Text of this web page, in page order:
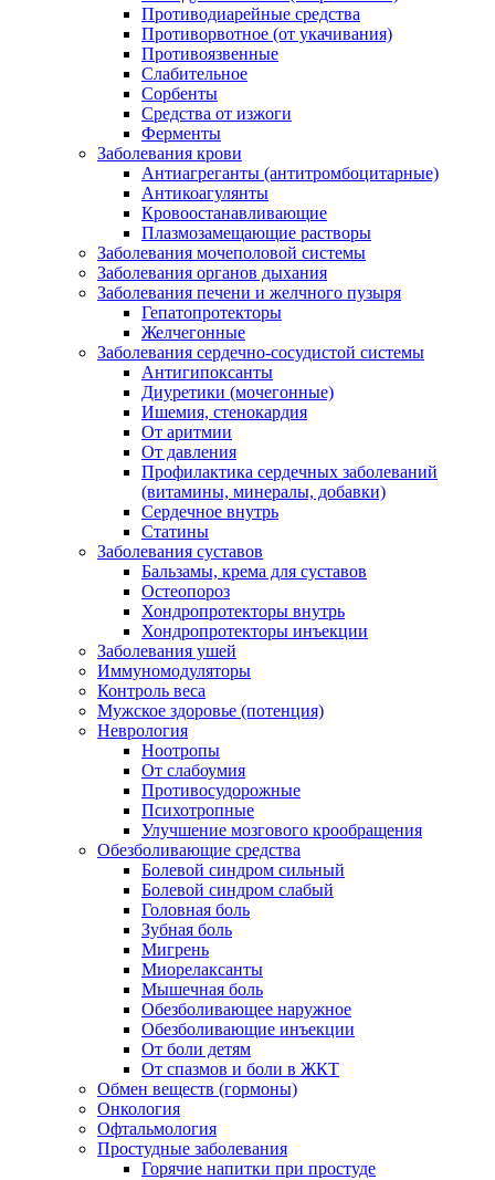
Противодиарейные средства
Противорвотное (от укачивания)
Противоязвенные
Слабительное
Сорбенты
Средства от изжоги
Ферменты
Заболевания крови
Антиагреганты (антитромбоцитарные)
Антикоагулянты
Кровоостанавливающие
Плазмозамещающие растворы
Заболевания мочеполовой системы
Заболевания органов дыхания
Заболевания печени и желчного пузыря
Гепатопротекторы
Желчегонные
Заболевания сердечно-сосудистой системы
Антигипоксанты
Диуретики (мочегонные)
Ишемия, стенокардия
От аритмии
От давления
Профилактика сердечных заболеваний
(витамины, минералы, добавки)
Сердечное внутрь
Статины
Заболевания суставов
Бальзамы, крема для суставов
Остеопороз
Хондропротекторы внутрь
Хондропротекторы инъекции
Заболевания ушей
Иммуномодуляторы
Контроль веса
Мужское здоровье (потенция)
Неврология
Ноотропы
От слабоумия
Противосудорожные
Психотропные
Улучшение мозгового крообращения
Обезболивающие средства
Болевой синдром сильный
Болевой синдром слабый
Головная боль
Зубная боль
Мигрень
Миорелаксанты
Мышечная боль
Обезболивающее наружное
Обезболивающие инъекции
От боли детям
От спазмов и боли в ЖКТ
Обмен веществ (гормоны)
Онкология
Офтальмология
Простудные заболевания
Горячие напитки при простуде